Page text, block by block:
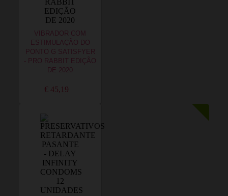
VIBRADOR COM
ESTIMULAÇÃO DO
PONTO G SATISFYER
- PRO RABBIT EDIÇÃO
DE 2020
€ 45,19